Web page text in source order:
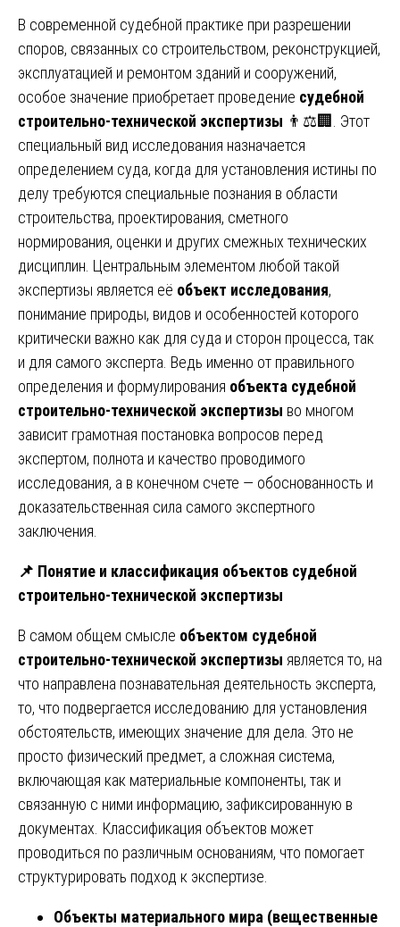
В современной судебной практике при разрешении
споров, связанных со строительством, реконструкцией,
эксплуатацией и ремонтом зданий и сооружений,
особое значение приобретает проведение судебной
строительно-технической экспертизы 👨⚖️🏢. Этот
специальный вид исследования назначается
определением суда, когда для установления истины по
делу требуются специальные познания в области
строительства, проектирования, сметного
нормирования, оценки и других смежных технических
дисциплин. Центральным элементом любой такой
экспертизы является её объект исследования,
понимание природы, видов и особенностей которого
критически важно как для суда и сторон процесса, так
и для самого эксперта. Ведь именно от правильного
определения и формулирования объекта судебной
строительно-технической экспертизы во многом
зависит грамотная постановка вопросов перед
экспертом, полнота и качество проводимого
исследования, а в конечном счете — обоснованность и
доказательственная сила самого экспертного
заключения.
📌 Понятие и классификация объектов судебной
строительно-технической экспертизы
В самом общем смысле объектом судебной
строительно-технической экспертизы является то, на
что направлена познавательная деятельность эксперта,
то, что подвергается исследованию для установления
обстоятельств, имеющих значение для дела. Это не
просто физический предмет, а сложная система,
включающая как материальные компоненты, так и
связанную с ними информацию, зафиксированную в
документах. Классификация объектов может
проводиться по различным основаниям, что помогает
структурировать подход к экспертизе.
Объекты материального мира (вещественные